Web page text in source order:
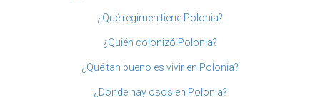
¿Qué regimen tiene Polonia?
¿Quién colonizó Polonia?
¿Qué tan bueno es vivir en Polonia?
¿Dónde hay osos en Polonia?